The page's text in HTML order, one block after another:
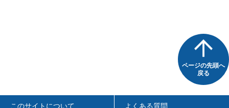
ページの先頭へ
戻る
このサイトについて よくある質問